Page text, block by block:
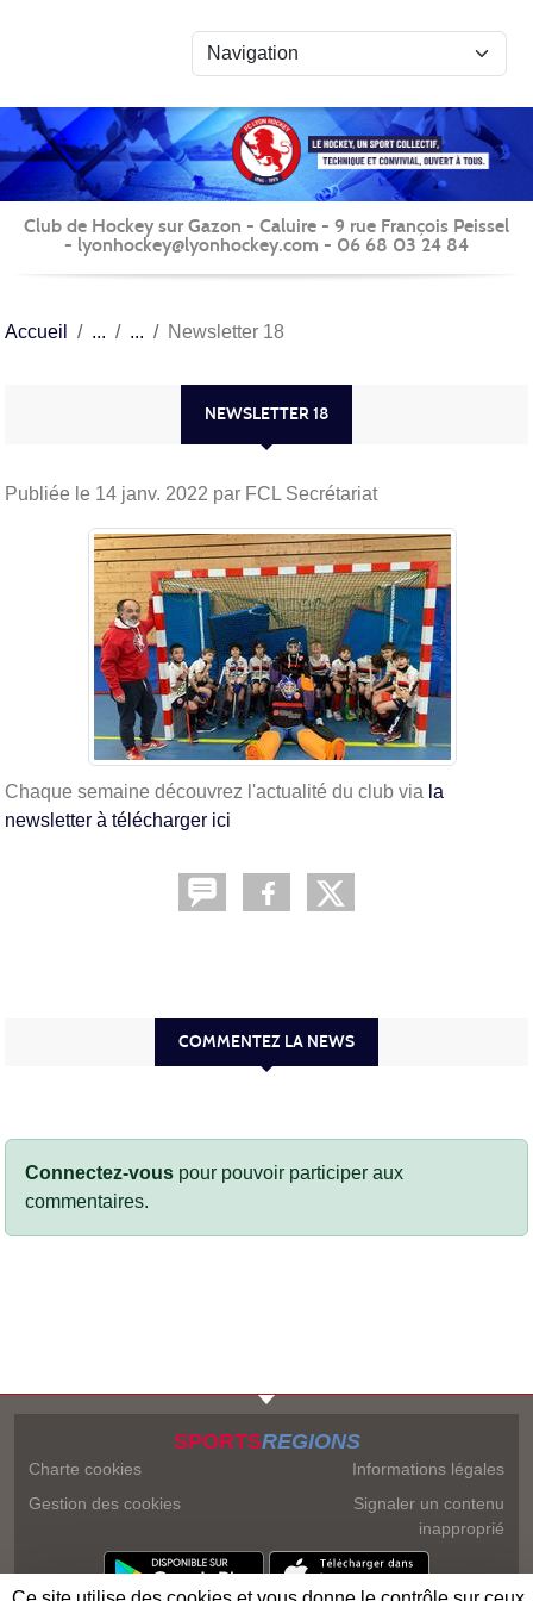
Club de Hockey sur Gazon - Caluire - 9 rue François Peissel
- lyonhockey@lyonhockey.com - 06 68 03 24 84
Accueil Newsletter 18
NEWSLETTER 18
Publiée le 14 janv. 2022 par FCL Secrétariat
Chaque semaine découvrez l'actualité du club via la
newsletter à télécharger ici
COMMENTEZ LA NEWS
Connectez-vous pour pouvoir participer aux
commentaires.
SPORTSREGIONS
Charte cookies
Gestion des cookies
Informations légales
Signaler un contenu
inapproprié